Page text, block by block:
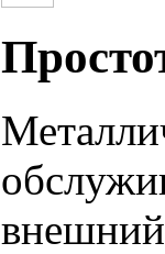
внешний